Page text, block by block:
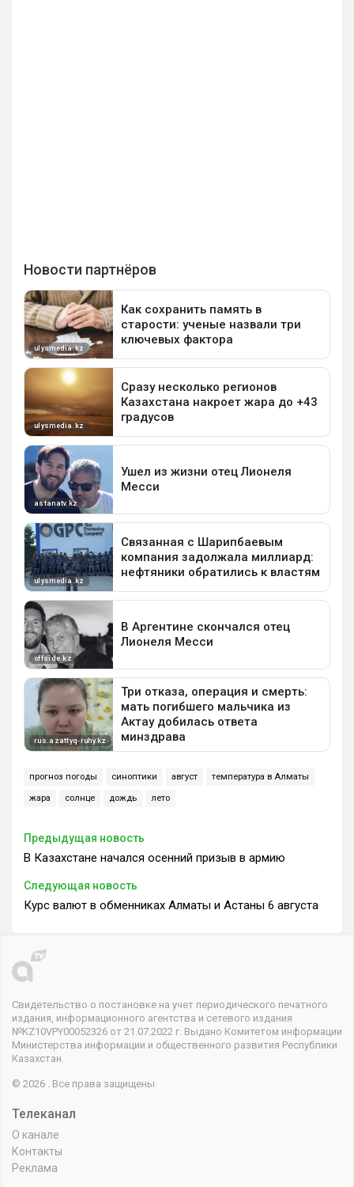
прогноз погоды синоптики август температура в Алматы
жара солнце дождь лето
Предыдущая новость
В Казахстане начался осенний призыв в армию
Следующая новость
Курс валют в обменниках Алматы и Астаны 6 августа
Свидетельство о постановке на учет периодического печатного
издания, информационного агентства и сетевого издания
№KZ10VPY00052326 от 21.07.2022 г. Выдано Комитетом информации
Министерства информации и общественного развития Республики
Казахстан.
© 2026 . Все права защищены
Телеканал
О канале
Контакты
Реклама